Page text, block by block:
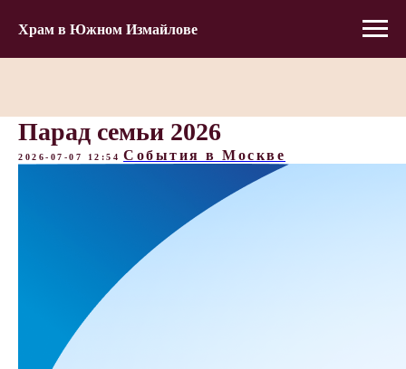
Храм в Южном Измайлове
Парад семьи 2026
2026-07-07 12:54 События в Москве